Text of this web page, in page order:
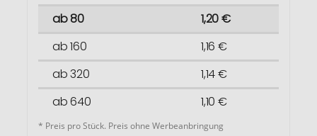
ab 80
1,20 €
ab 160
1,16 €
ab 320
1,14 €
ab 640
1,10 €
* Preis pro Stück. Preis ohne Werbeanbringung